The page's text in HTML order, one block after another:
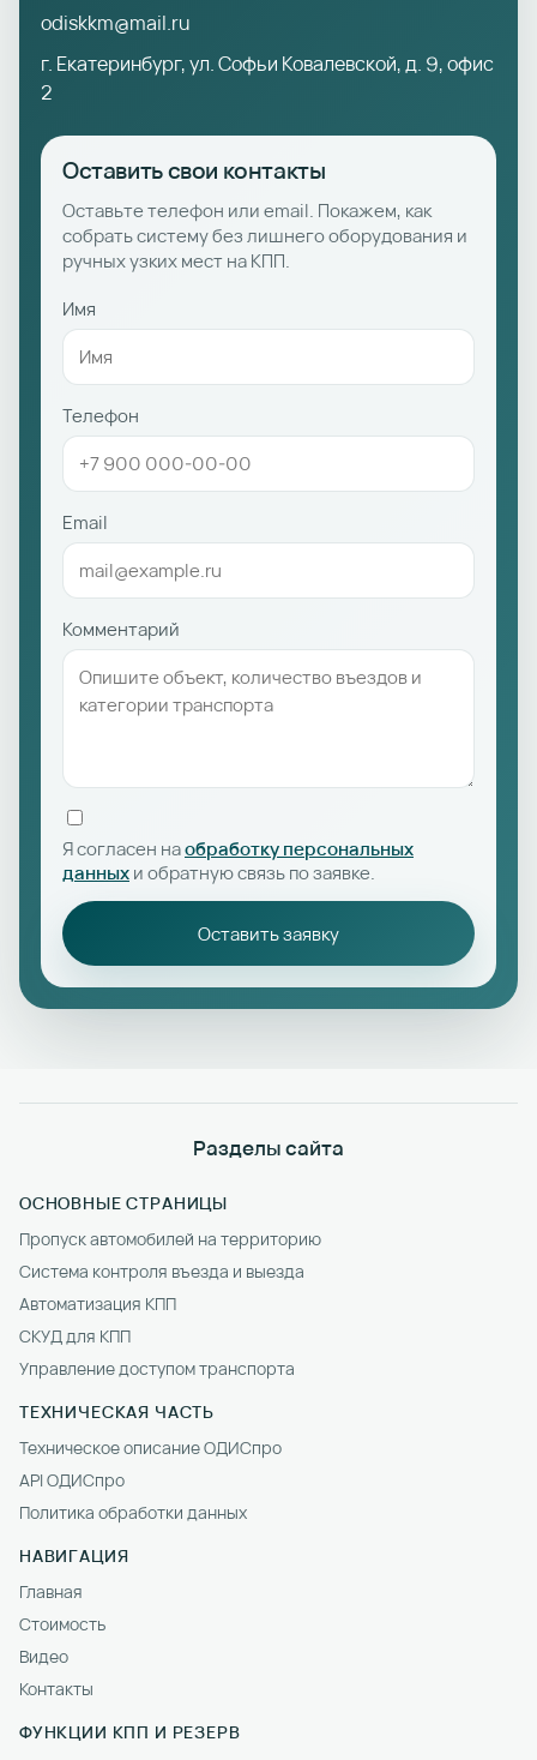
odiskkm@mail.ru
г. Екатеринбург, ул. Софьи Ковалевской, д. 9, офис
2
Оставить свои контакты
Оставьте телефон или email. Покажем, как
собрать систему без лишнего оборудования и
ручных узких мест на КПП.
Имя
Телефон
Email
Комментарий
Я согласен наобработку персональных
данных и обратную связь по заявке.
Оставить заявку
Разделы сайта
ОСНОВНЫЕ СТРАНИЦЫ
Пропуск автомобилей на территорию
Система контроля въезда и выезда
Автоматизация КПП
СКУД для КПП
Управление доступом транспорта
ТЕХНИЧЕСКАЯ ЧАСТЬ
Техническое описание ОДИСпро
API ОДИСпро
Политика обработки данных
НАВИГАЦИЯ
Главная
Стоимость
Видео
Контакты
ФУНКЦИИ КПП И РЕЗЕРВ